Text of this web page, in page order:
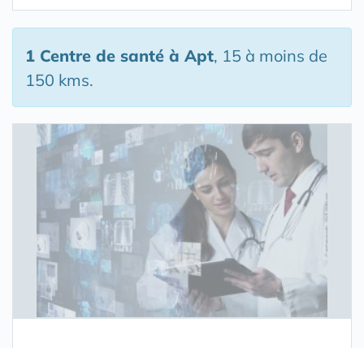
1 Centre de santé à Apt, 15 à moins de
150 kms.